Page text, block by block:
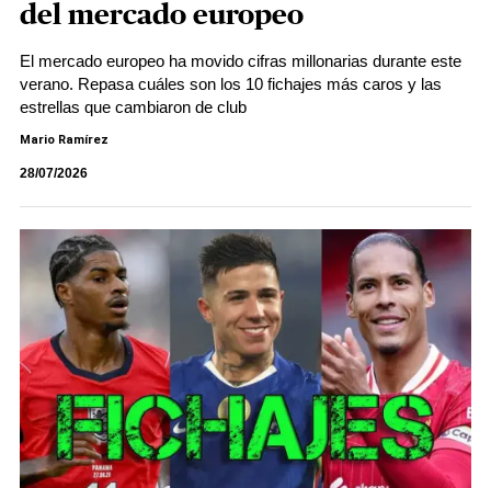
del mercado europeo
El mercado europeo ha movido cifras millonarias durante este
verano. Repasa cuáles son los 10 fichajes más caros y las
estrellas que cambiaron de club
Mario Ramírez
28/07/2026